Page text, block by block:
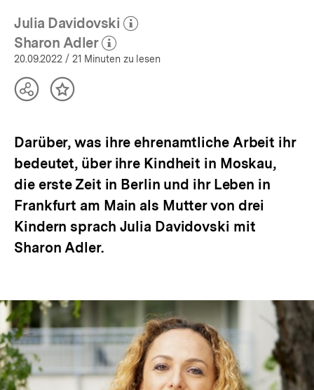
Julia Davidovski
(Mehr zum Autor)
Sharon Adler
(Mehr zum Autor)
öffnen
20.09.2022 / 21 Minuten zu lesen
TeilenInhalt
Darüber, was ihre ehrenamtliche Arbeit ihr
bedeutet, über ihre Kindheit in Moskau,
die erste Zeit in Berlin und ihr Leben in
Frankfurt am Main als Mutter von drei
Kindern sprach Julia Davidovski mit
Sharon Adler.